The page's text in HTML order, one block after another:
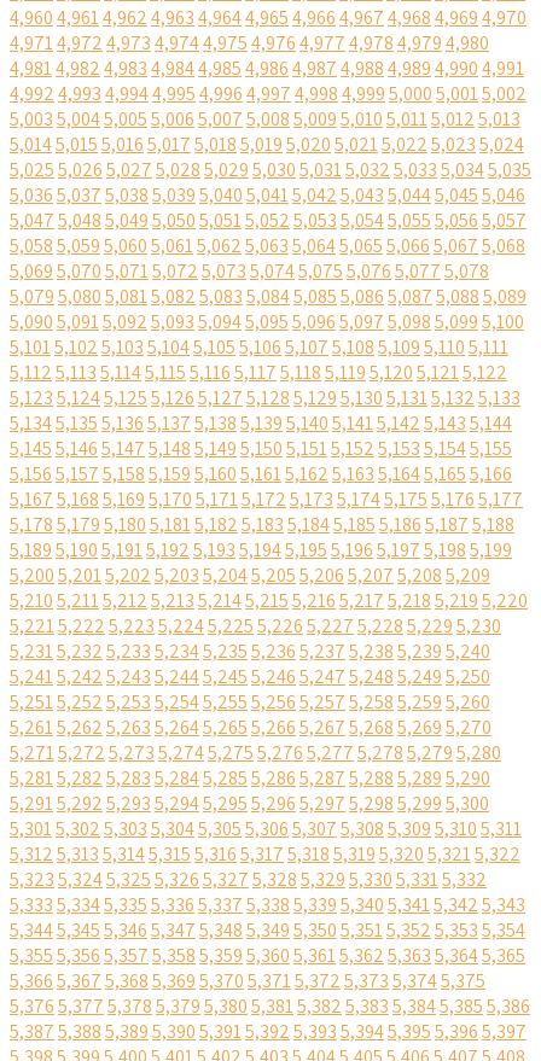
4,9604,9614,9624,9634,9644,9654,9664,9674,9684,9694,970
4,9714,9724,9734,9744,9754,9764,9774,9784,9794,980
4,9814,9824,9834,9844,9854,9864,9874,9884,9894,9904,991
4,9924,9934,9944,9954,9964,9974,9984,9995,0005,0015,002
5,0035,0045,0055,0065,0075,0085,0095,0105,0115,0125,013
5,0145,0155,0165,0175,0185,0195,0205,0215,0225,0235,024
5,0255,0265,0275,0285,0295,0305,0315,0325,0335,0345,035
5,0365,0375,0385,0395,0405,0415,0425,0435,0445,0455,046
5,0475,0485,0495,0505,0515,0525,0535,0545,0555,0565,057
5,0585,0595,0605,0615,0625,0635,0645,0655,0665,0675,068
5,0695,0705,0715,0725,0735,0745,0755,0765,0775,078
5,0795,0805,0815,0825,0835,0845,0855,0865,0875,0885,089
5,0905,0915,0925,0935,0945,0955,0965,0975,0985,0995,100
5,1015,1025,1035,1045,1055,1065,1075,1085,1095,1105,111
5,1125,1135,1145,1155,1165,1175,1185,1195,1205,1215,122
5,1235,1245,1255,1265,1275,1285,1295,1305,1315,1325,133
5,1345,1355,1365,1375,1385,1395,1405,1415,1425,1435,144
5,1455,1465,1475,1485,1495,1505,1515,1525,1535,1545,155
5,1565,1575,1585,1595,1605,1615,1625,1635,1645,1655,166
5,1675,1685,1695,1705,1715,1725,1735,1745,1755,1765,177
5,1785,1795,1805,1815,1825,1835,1845,1855,1865,1875,188
5,1895,1905,1915,1925,1935,1945,1955,1965,1975,1985,199
5,2005,2015,2025,2035,2045,2055,2065,2075,2085,209
5,2105,2115,2125,2135,2145,2155,2165,2175,2185,2195,220
5,2215,2225,2235,2245,2255,2265,2275,2285,2295,230
5,2315,2325,2335,2345,2355,2365,2375,2385,2395,240
5,2415,2425,2435,2445,2455,2465,2475,2485,2495,250
5,2515,2525,2535,2545,2555,2565,2575,2585,2595,260
5,2615,2625,2635,2645,2655,2665,2675,2685,2695,270
5,2715,2725,2735,2745,2755,2765,2775,2785,2795,280
5,2815,2825,2835,2845,2855,2865,2875,2885,2895,290
5,2915,2925,2935,2945,2955,2965,2975,2985,2995,300
5,3015,3025,3035,3045,3055,3065,3075,3085,3095,3105,311
5,3125,3135,3145,3155,3165,3175,3185,3195,3205,3215,322
5,3235,3245,3255,3265,3275,3285,3295,3305,3315,332
5,3335,3345,3355,3365,3375,3385,3395,3405,3415,3425,343
5,3445,3455,3465,3475,3485,3495,3505,3515,3525,3535,354
5,3555,3565,3575,3585,3595,3605,3615,3625,3635,3645,365
5,3665,3675,3685,3695,3705,3715,3725,3735,3745,375
5,3765,3775,3785,3795,3805,3815,3825,3835,3845,3855,386
5,3875,3885,3895,3905,3915,3925,3935,3945,3955,3965,397